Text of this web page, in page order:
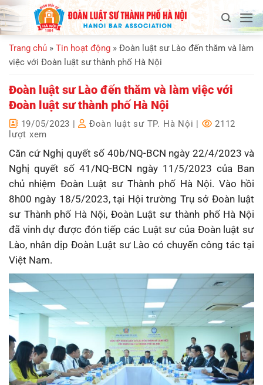
Bỏ
qua
nội
dung
Trang chủ » Tin hoạt động » Đoàn luật sư Lào đến thăm và làm
việc với Đoàn luật sư thành phố Hà Nội
Đoàn luật sư Lào đến thăm và làm việc với
Đoàn luật sư thành phố Hà Nội
19/05/2023 | Đoàn luật sư TP. Hà Nội |
2112
lượt xem
Căn cứ Nghị quyết số 40b/NQ-BCN ngày 22/4/2023 và
Nghị quyết số 41/NQ-BCN ngày 11/5/2023 của Ban
chủ nhiệm Đoàn Luật sư Thành phố Hà Nội. Vào hồi
8h00 ngày 18/5/2023, tại Hội trường Trụ sở Đoàn luật
sư Thành phố Hà Nội, Đoàn Luật sư thành phố Hà Nội
đã vinh dự được đón tiếp các Luật sư của Đoàn luật sư
Lào, nhân dịp Đoàn Luật sư Lào có chuyến công tác tại
Việt Nam.